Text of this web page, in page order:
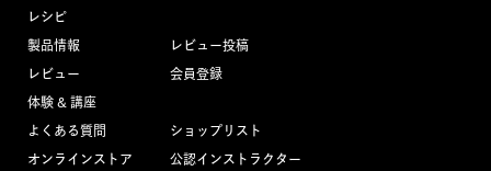
レシピ
製品情報
レビュー
体験 & 講座
よくある質問
オンラインストア
レビュー投稿
会員登録
ショップリスト
公認インストラクター